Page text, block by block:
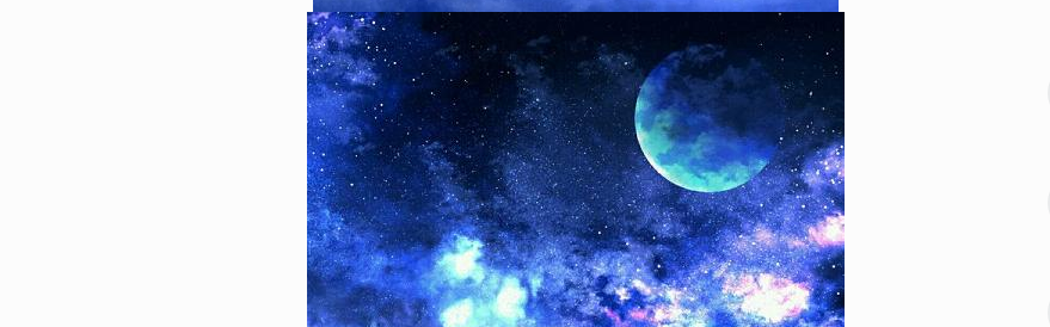
时光不弃
68717 2023-01-23 14:42:03
2023再见2023你好唯美图片 你若不弃
2023我们继续
64741 2023-01-22 09:30:07
2023最新版早上好图片唯美好看 早安美
好的一天从清晨开始
62537 2022-08-05 10:18:11
2022年微信聊天背景图片唯美清新 浅笑
时光不弃
3
68717 2023-01-23 14:42:03
2023再见2023你好唯美图片 你若不弃
2023我们继续
4
64741 2023-01-22 09:30:07
2023最新版早上好图片唯美好看 早安美
好的一天从清晨开始
5
62537 2022-08-05 10:18:11
2022年微信聊天背景图片唯美清新 浅笑